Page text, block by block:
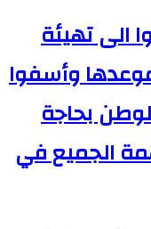
الى تهيئة
موعدها وأسفوا
بحاجة
الجميع في